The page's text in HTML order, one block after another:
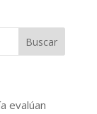
Buscar
evalúan